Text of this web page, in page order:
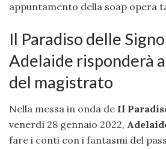
appuntamento della soap opera
Il Paradiso delle
Adelaide risponderà
del magistrato
Nella messa in onda de Il
venerdì 28 gennaio 2022,
fare i conti con i fantasmi del